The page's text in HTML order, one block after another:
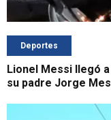
Deportes
Lionel Messi llegó
su padre Jorge